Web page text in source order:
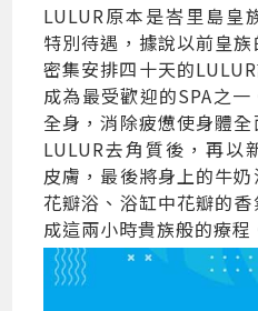
LULUR原本是峇里島皇
特別待遇，據說以前皇
密集安排四十天的
成為最受歡迎的SPA之
全身，消除疲憊使身體
LULUR去角質後，再以
皮膚，最後將身上的牛
花瓣浴、浴缸中花瓣的
成這兩小時貴族般的療程